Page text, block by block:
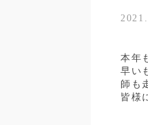
本年
早い
師も
皆様